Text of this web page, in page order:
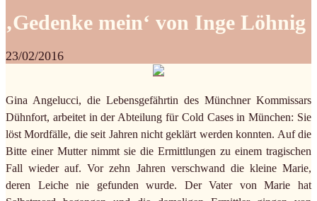
‚Gedenke mein‘ von Inge Löhnig
23/02/2016
Gina Angelucci, die Lebensgefährtin des Münchner Kommissars
Dühnfort, arbeitet in der Abteilung für Cold Cases in München: Sie
löst Mordfälle, die seit Jahren nicht geklärt werden konnten. Auf die
Bitte einer Mutter nimmt sie die Ermittlungen zu einem tragischen
Fall wieder auf. Vor zehn Jahren verschwand die kleine Marie,
deren Leiche nie gefunden wurde. Der Vater von Marie hat